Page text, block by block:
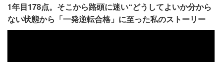
1年目178点。そこから路頭に迷い“どうしてよいか分から
ない状態から「一発逆転合格」に至った私のストーリー